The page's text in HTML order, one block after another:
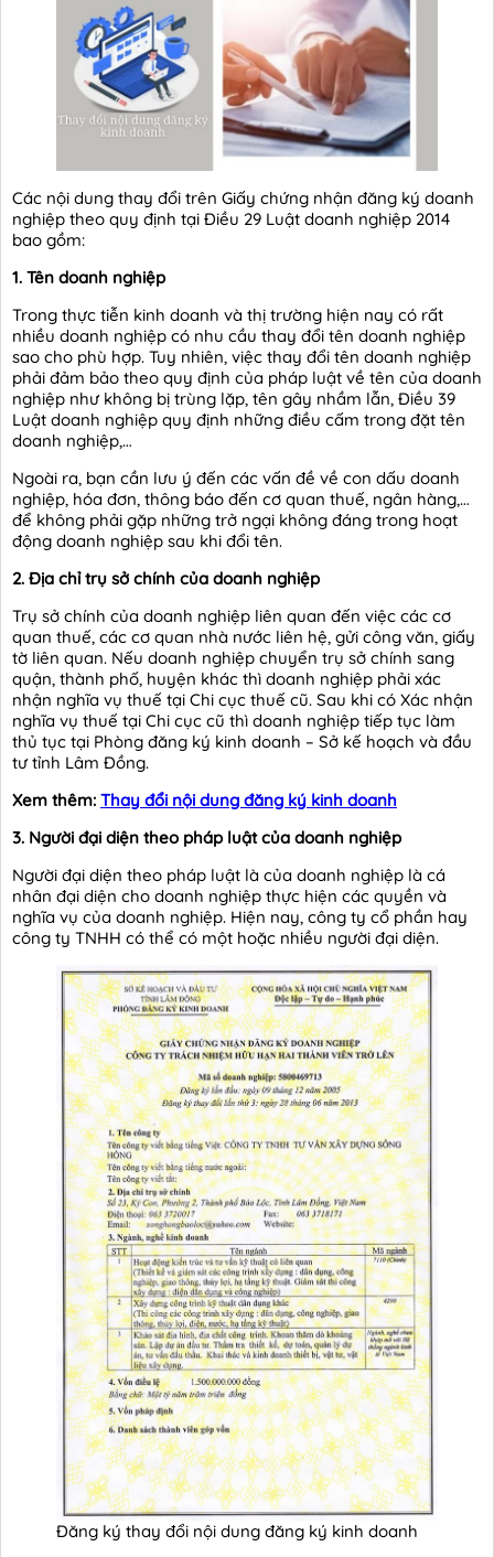
Các nội dung thay đổi trên Giấy chứng nhận đăng ký doanh
nghiệp theo quy định tại Điều 29 Luật doanh nghiệp 2014
bao gồm:
1. Tên doanh nghiệp
Trong thực tiễn kinh doanh và thị trường hiện nay có rất
nhiều doanh nghiệp có nhu cầu thay đổi tên doanh nghiệp
sao cho phù hợp. Tuy nhiên, việc thay đổi tên doanh nghiệp
phải đảm bảo theo quy định của pháp luật về tên của doanh
nghiệp như không bị trùng lặp, tên gây nhầm lẫn, Điều 39
Luật doanh nghiệp quy định những điều cấm trong đặt tên
doanh nghiệp,…
Ngoài ra, bạn cần lưu ý đến các vấn đề về con dấu doanh
nghiệp, hóa đơn, thông báo đến cơ quan thuế, ngân hàng,…
để không phải gặp những trở ngại không đáng trong hoạt
động doanh nghiệp sau khi đổi tên.
2. Địa chỉ trụ sở chính của doanh nghiệp
Trụ sở chính của doanh nghiệp liên quan đến việc các cơ
quan thuế, các cơ quan nhà nước liên hệ, gửi công văn, giấy
tờ liên quan. Nếu doanh nghiệp chuyển trụ sở chính sang
quận, thành phố, huyện khác thì doanh nghiệp phải xác
nhận nghĩa vụ thuế tại Chi cục thuế cũ. Sau khi có Xác nhận
nghĩa vụ thuế tại Chi cục cũ thì doanh nghiệp tiếp tục làm
thủ tục tại Phòng đăng ký kinh doanh – Sở kế hoạch và đầu
tư tỉnh Lâm Đồng.
Xem thêm: Thay đổi nội dung đăng ký kinh doanh
3. Người đại diện theo pháp luật của doanh nghiệp
Người đại diện theo pháp luật là của doanh nghiệp là cá
nhân đại diện cho doanh nghiệp thực hiện các quyền và
nghĩa vụ của doanh nghiệp. Hiện nay, công ty cổ phần hay
công ty TNHH có thể có một hoặc nhiều người đại diện.
Đăng ký thay đổi nội dung đăng ký kinh doanh